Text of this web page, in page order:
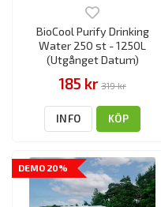
BioCool Purify Drinking
Water 250 st - 1250L
(Utgånget Datum)
185 kr 319 kr
INFO KÖP
DEMO 20%